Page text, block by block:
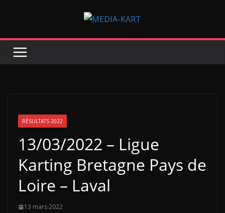
RÉSULTATS 2022
13/03/2022 – Ligue
Karting Bretagne Pays de
Loire – Laval
13 mars 2022